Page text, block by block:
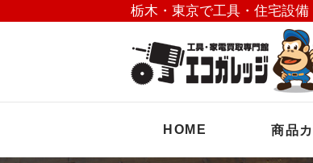
栃木・東京で工具・住宅設
HOME 商品